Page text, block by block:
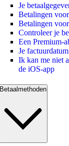
Je
Betalingen
Betalingen
Controleer je
Een Premium-
Je factuurdatum
Ik kan me niet
de iOS-app
Betaalmethoden